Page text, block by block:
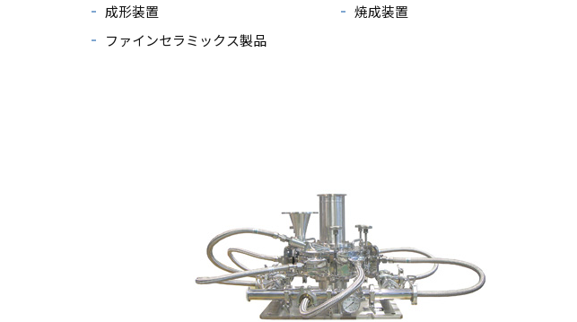
成形装置
焼成装置
ファインセラミックス製品